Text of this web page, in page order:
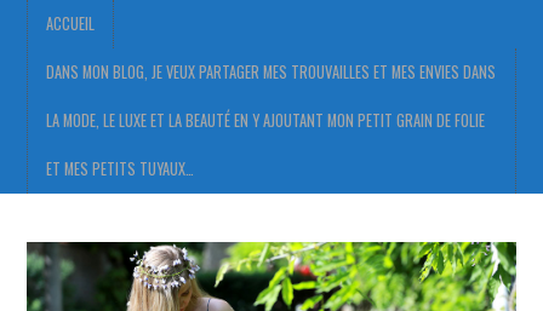
ACCUEIL
DANS MON BLOG, JE VEUX PARTAGER MES TROUVAILLES ET MES ENVIES DANS
LA MODE, LE LUXE ET LA BEAUTÉ EN Y AJOUTANT MON PETIT GRAIN DE FOLIE
ET MES PETITS TUYAUX…